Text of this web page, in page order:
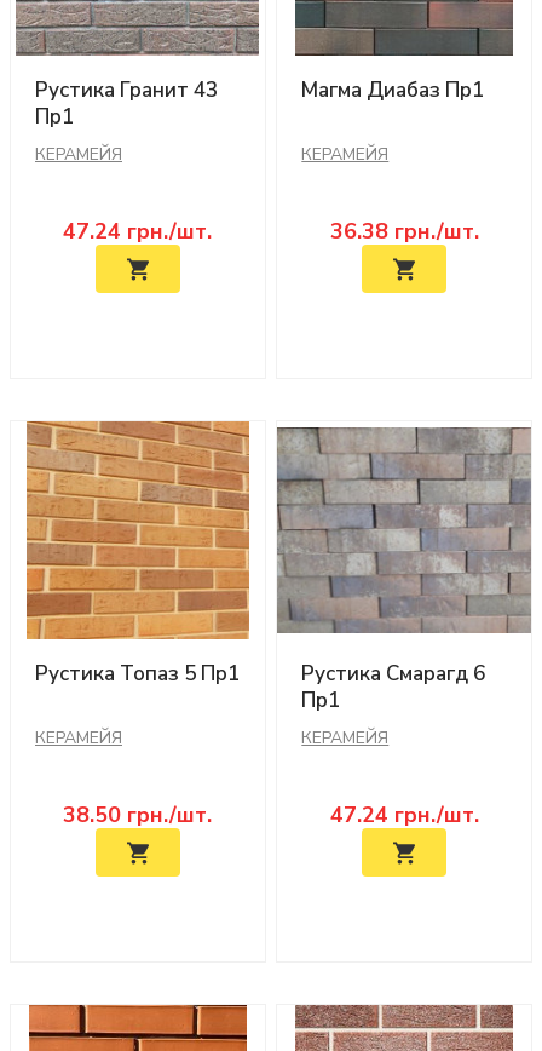
Рустика Гранит 43
Пр1
КЕРАМЕЙЯ
47.24 грн./шт.
Магма Диабаз Пр1
КЕРАМЕЙЯ
36.38грн./шт.
Рустика Топаз 5 Пр1
КЕРАМЕЙЯ
38.50 грн./шт.
Рустика Смарагд 6
Пр1
КЕРАМЕЙЯ
47.24 грн./шт.